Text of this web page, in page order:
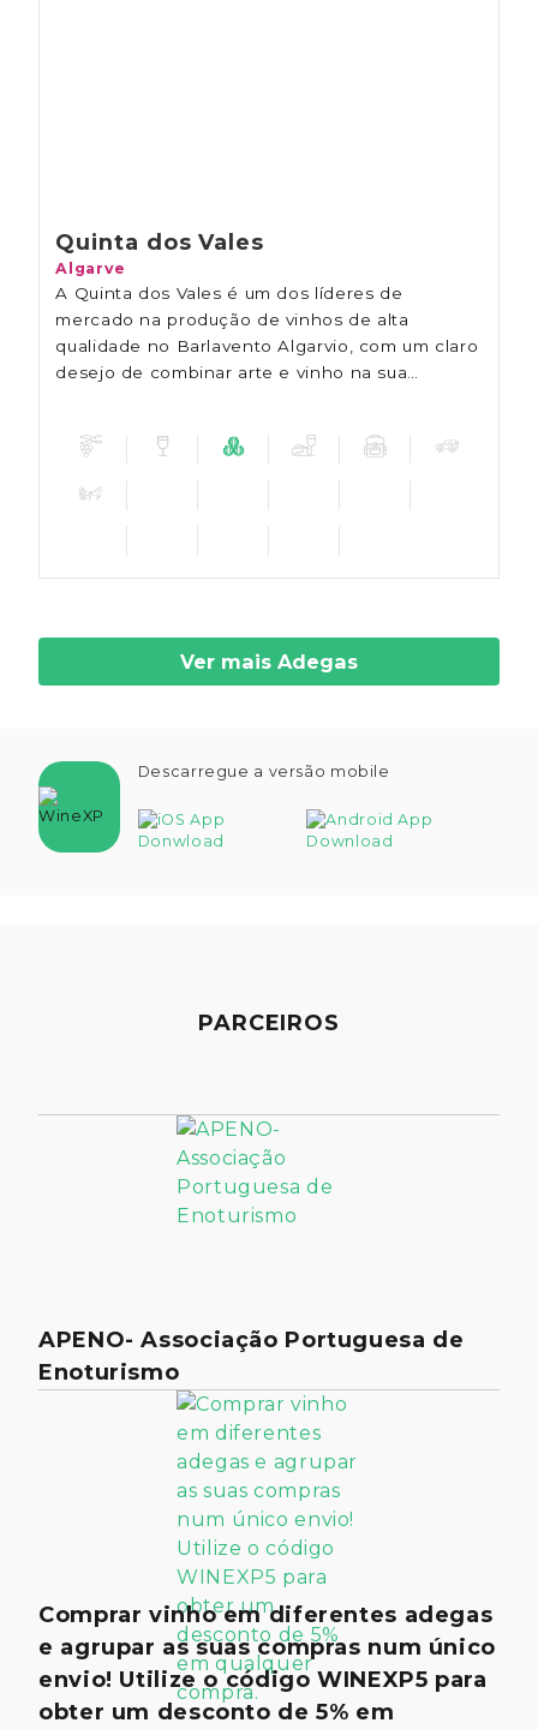
Quinta dos Vales
Algarve
A Quinta dos Vales é um dos líderes de
mercado na produção de vinhos de alta
qualidade no Barlavento Algarvio, com um claro
desejo de combinar arte e vinho na sua
Ver mais Adegas
Descarregue a versão mobile
PARCEIROS
APENO- Associação Portuguesa de
Enoturismo
Comprar vinho em diferentes adegas
e agrupar as suas compras num único
envio! Utilize o código WINEXP5 para
obter um desconto de 5% em